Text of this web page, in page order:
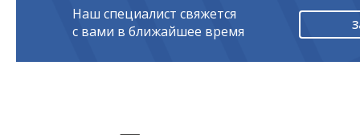
Наш специалист свяжется
с вами в ближайшее время